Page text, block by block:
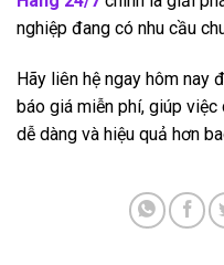
nghiệp đang có nhu cầu
Hãy liên hệ ngay hôm nay
báo giá miễn phí, giúp
dễ dàng và hiệu quả hơn